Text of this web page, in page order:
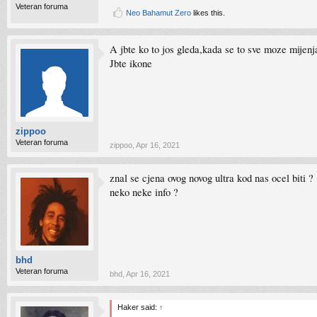
Veteran foruma
Neo Bahamut Zero likes this.
zippoo
Veteran foruma
A jbte ko to jos gleda,kada se to sve moze
Jbte ikone
zippoo Apr 16, 2021
bhd
Veteran foruma
znal se cjena ovog novog ultra kod nas ocel biti ?
neko neke info ?
bhd Apr 16, 2021
Haker said: ↑